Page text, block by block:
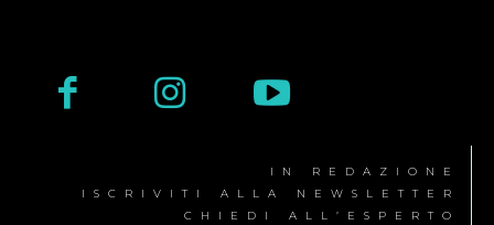
IN REDAZIONE
ISCRIVITI ALLA NEWSLETTER
CHIEDI ALL’ESPERTO